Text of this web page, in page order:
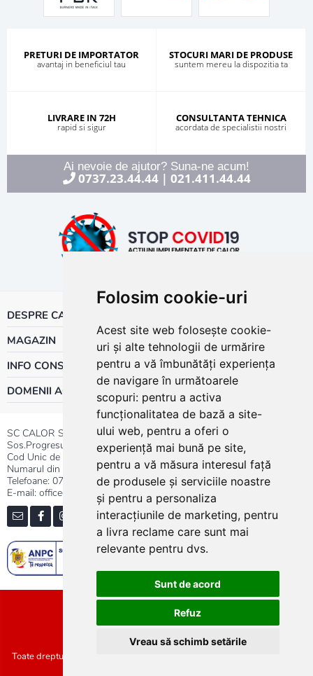
Folosim cookie-uri
Acest site web folosește cookie-
uri și alte tehnologii de urmărire
pentru a vă îmbunătăți experiența
de navigare în următoarele
scopuri: pentru a activa
funcționalitatea de bază a site-
ului web, pentru a oferi o
experiență mai bună pe site,
pentru a vă măsura interesul față
de produsele și serviciile noastre
și pentru a personaliza
interacțiunile de marketing, pentru
a livra reclame care sunt mai
relevante pentru dvs.
Sunt de acord
Refuz
Vreau să schimb setările
PRETURI DE IMPORTATOR
avantaj in beneficiul tau
STOCURI MARI DE PRODUSE
suntem mereu la dispozitia ta
LIVRARE IN 72H
rapid si sigur
CONSULTANTA TEHNICA
acordata de specialistii nostri
Ai nevoie de ajutor? Suna-ne acum!
0737.23.44.44| 021.411.44.44
DESPRE CALOR
MAGAZIN
INFO CONSUMATOR
DOMENII ACTIVITATE
SC CALOR SRL
Sos.Progresului nr.30-40, Sector 5, Bucuresti
Cod Unic de Inregistrare: RO 3004724
Numarul din Registrul Comertului:J40/13176/1991
Telefoane: 0737.23.44.44|021.411.44.44
E-mail: office@calor.ro
Toate drepturile rezervate SC Calor SRL :: Copyright 2021 :: Realizat de